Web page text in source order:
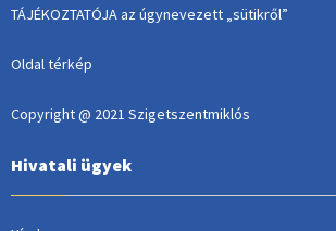
TÁJÉKOZTATÓJA az úgynevezett „sütikről”
Oldal térkép
Copyright @ 2021 Szigetszentmiklós
Hivatali ügyek